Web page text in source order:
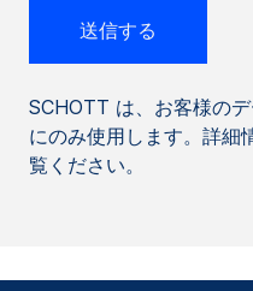
SCHOTT は、お客様の
にのみ使用します。詳細
覧ください。